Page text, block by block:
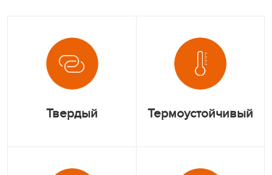
Твердый Термоустойчивый